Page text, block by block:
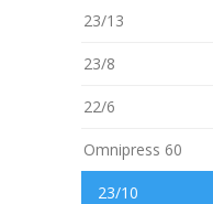
23/13
23/8
22/6
Omnipress 60
23/10